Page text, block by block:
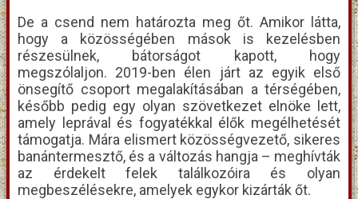
De a csend nem határozta meg őt. Amikor látta,
hogy a közösségében mások is kezelésben
részesülnek, bátorságot kapott, hogy
megszólaljon. 2019-ben élen járt az egyik első
önsegítő csoport megalakításában a térségében,
később pedig egy olyan szövetkezet elnöke lett,
amely leprával és fogyatékkal élők megélhetését
támogatja. Mára elismert közösségvezető, sikeres
banántermesztő, és a változás hangja – meghívták
az érdekelt felek találkozóira és olyan
megbeszélésekre, amelyek egykor kizárták őt.